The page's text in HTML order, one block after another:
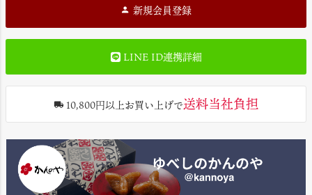
新規会員登録
LINE ID連携詳細
10,800円以上お買い上げで送料当社負担